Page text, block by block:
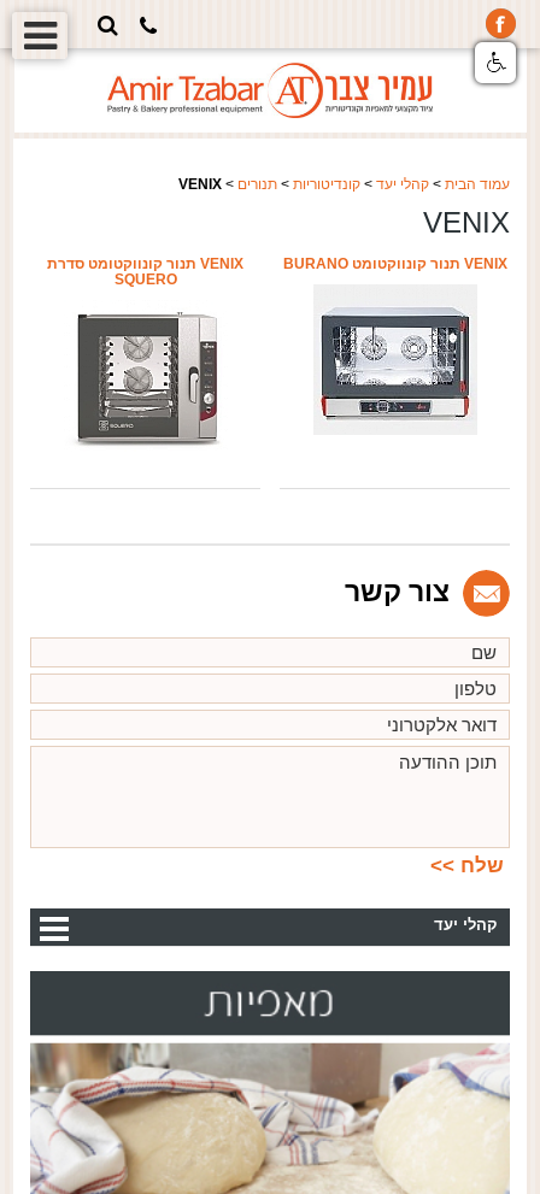
עמוד הבית> קהלי יעד> קונדיטוריות> תנורים >
VENIX
VENIX
VENIX תנור קונווקטומט BURANO
VENIX תנור קונווקטומט סדרת
SQUERO
צור קשר
קהלי יעד